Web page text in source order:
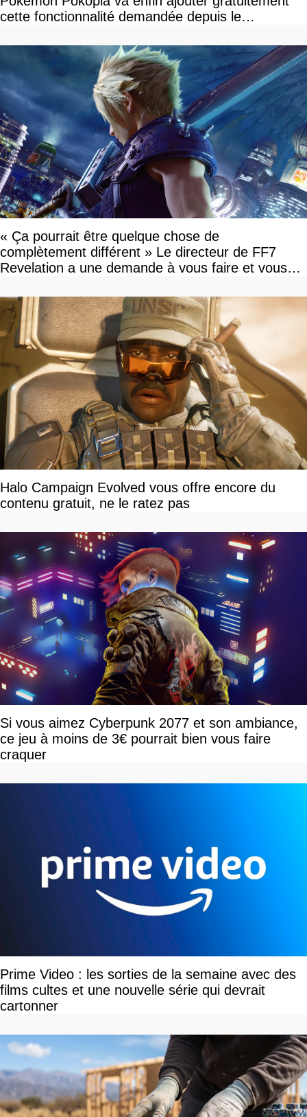
cette fonctionnalité demandée depuis le
« Ça pourrait être quelque chose de
complètement différent » Le directeur de FF7
Revelation a une demande à vous faire et vous
Halo Campaign Evolved vous offre encore du
contenu gratuit, ne le ratez pas
Si vous aimez Cyberpunk 2077 et son ambiance,
ce jeu à moins de 3€ pourrait bien vous faire
craquer
Prime Video : les sorties de la semaine avec des
films cultes et une nouvelle série qui devrait
cartonner